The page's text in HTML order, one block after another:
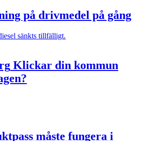
på drivmedel på gång
sänkts tillfälligt.
Klickar din kommun
måste fungera i